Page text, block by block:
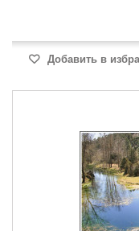
Добавить в